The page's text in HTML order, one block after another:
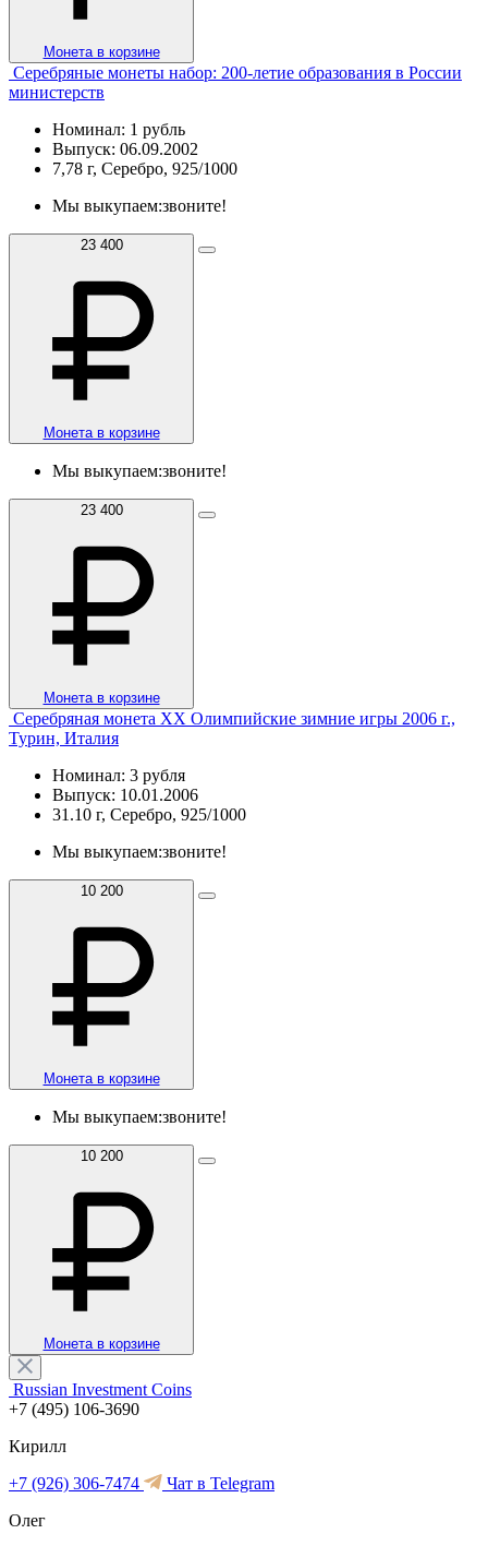
Монета в корзине
Серебряные монеты набор: 200-летие образования в России
министерств
Номинал: 1 рубль
Выпуск: 06.09.2002
7,78 г, Серебро, 925/1000
Мы выкупаем:звоните!
23 400
Монета в корзине
Мы выкупаем:звоните!
23 400
Монета в корзине
Серебряная монета XX Олимпийские зимние игры 2006 г.,
Турин, Италия
Номинал: 3 рубля
Выпуск: 10.01.2006
31.10 г, Серебро, 925/1000
Мы выкупаем:звоните!
10 200
Монета в корзине
Мы выкупаем:звоните!
10 200
Монета в корзине
Russian Investment Coins
+7 (495) 106-3690
Кирилл
+7 (926) 306-7474
Чат в Telegram
Олег